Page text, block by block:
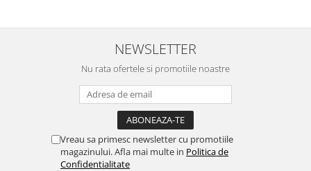
NEWSLETTER
Nu rata ofertele si promotiile noastre
Vreau sa primesc newsletter cu promotiile
magazinului. Afla mai multe in Politica de
Confidentialitate